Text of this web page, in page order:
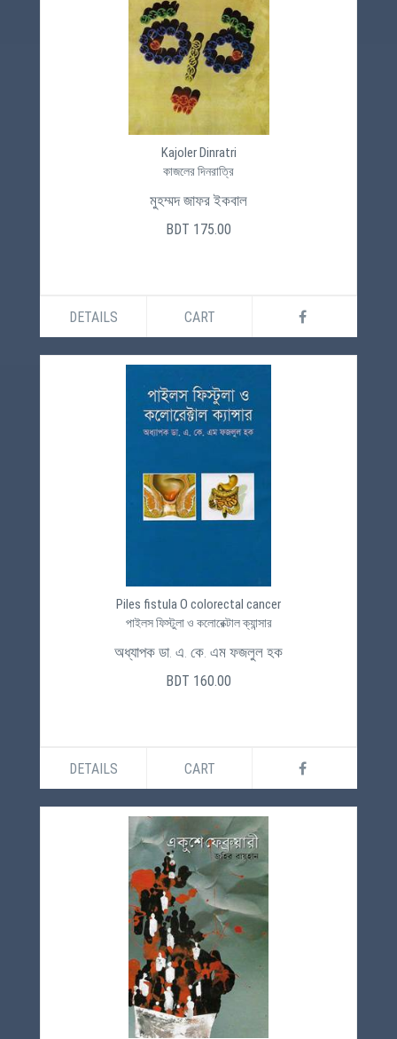
Kajoler Dinratri
কাজলের দিনরাত্রি
মুহম্মদ জাফর ইকবাল
BDT 175.00
DETAILS CART
Piles fistula O colorectal cancer
পাইলস ফিস্টুলা ও কলোরেক্টাল ক্যান্সার
অধ্যাপক ডা. এ. কে. এম ফজলুল হক
BDT 160.00
DETAILS CART